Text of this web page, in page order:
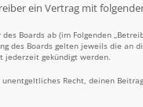
ein Vertrag mit
Boards ab (im Folgenden
des Boards gelten jeweils die an
jederzeit gekündigt werden.
Recht, deinen